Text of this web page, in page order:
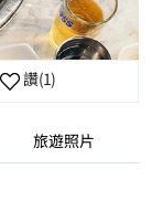
讚(1)
旅遊照片